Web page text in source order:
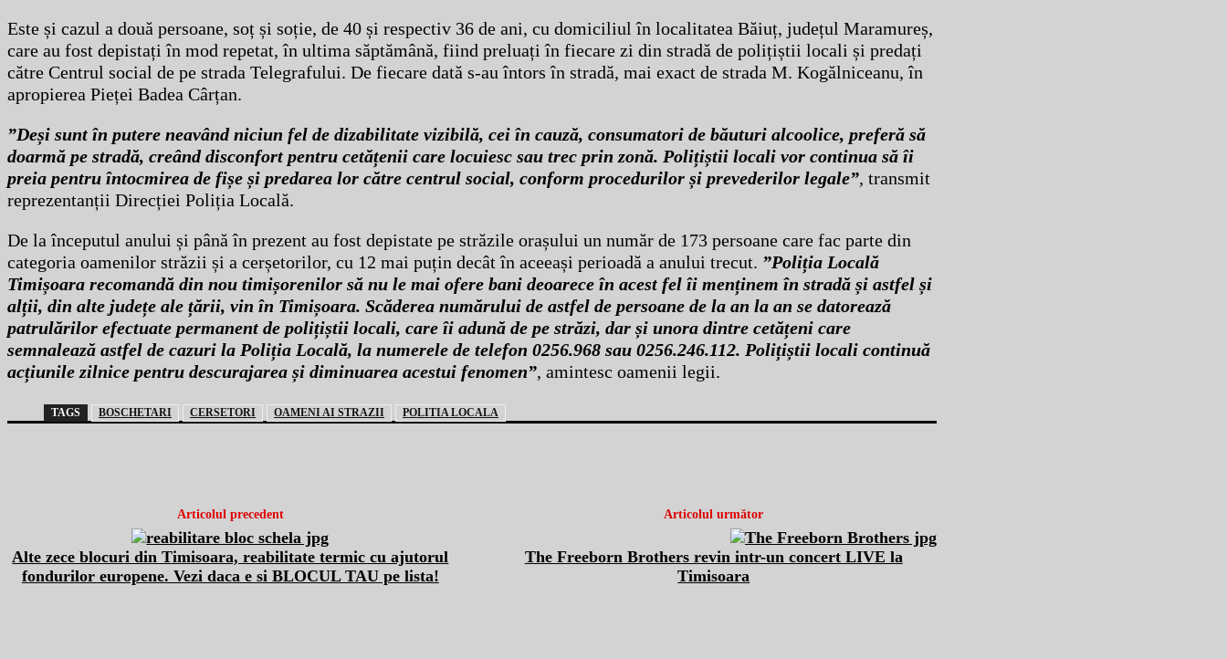
Este și cazul a două persoane, soț și soție, de 40 și respectiv 36 de ani, cu domiciliul în localitatea Băiuț, județul Maramureș,
care au fost depistați în mod repetat, în ultima săptămână, fiind preluați în fiecare zi din stradă de polițiștii locali și predați
către Centrul social de pe strada Telegrafului. De fiecare dată s-au întors în stradă, mai exact de strada M. Kogălniceanu, în
apropierea Pieței Badea Cârțan.
”Deși sunt în putere neavând niciun fel de dizabilitate vizibilă, cei în cauză, consumatori de băuturi alcoolice, preferă să
doarmă pe stradă, creând disconfort pentru cetățenii care locuiesc sau trec prin zonă. Polițiștii locali vor continua să îi
preia pentru întocmirea de fișe și predarea lor către centrul social, conform procedurilor și prevederilor legale”, transmit
reprezentanții Direcției Poliția Locală.
De la începutul anului și până în prezent au fost depistate pe străzile orașului un număr de 173 persoane care fac parte din
categoria oamenilor străzii și a cerșetorilor, cu 12 mai puțin decât în aceeași perioadă a anului trecut. ”Poliția Locală
Timișoara recomandă din nou timișorenilor să nu le mai ofere bani deoarece în acest fel îi menținem în stradă și astfel și
alții, din alte județe ale țării, vin în Timișoara. Scăderea numărului de astfel de persoane de la an la an se datorează
patrulărilor efectuate permanent de polițiștii locali, care îi adună de pe străzi, dar și unora dintre cetățeni care
semnalează astfel de cazuri la Poliția Locală, la numerele de telefon 0256.968 sau 0256.246.112. Polițiștii locali continuă
acțiunile zilnice pentru descurajarea și diminuarea acestui fenomen”, amintesc oamenii legii.
TAGS BOSCHETARI CERSETORI OAMENI AI STRAZII POLITIA LOCALA
Articolul precedent
Alte zece blocuri din Timisoara, reabilitate termic cu ajutorul
fondurilor europene. Vezi daca e si BLOCUL TAU pe lista!
Articolul următor
The Freeborn Brothers revin intr-un concert LIVE la
Timisoara